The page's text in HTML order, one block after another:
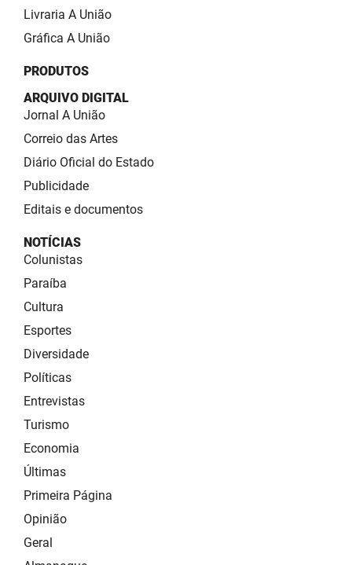
Livraria A União
Gráfica A União
PRODUTOS
ARQUIVO DIGITAL
Jornal A União
Correio das Artes
Diário Oficial do Estado
Publicidade
Editais e documentos
NOTÍCIAS
Colunistas
Paraíba
Cultura
Esportes
Diversidade
Políticas
Entrevistas
Turismo
Economia
Últimas
Primeira Página
Opinião
Geral